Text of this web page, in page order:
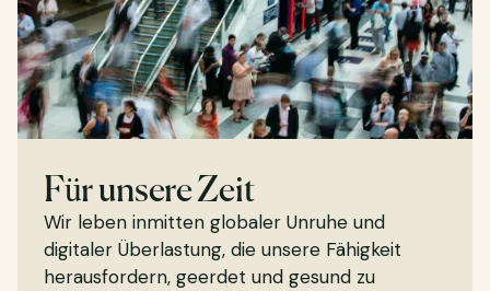
Für unsere Zeit
Wir leben inmitten globaler Unruhe und
digitaler Überlastung, die unsere Fähigkeit
herausfordern, geerdet und gesund zu